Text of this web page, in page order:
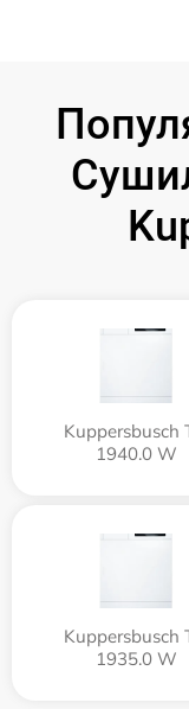
Kuppersbusch
1940.0 W
Kuppersbusch
1935.0 W